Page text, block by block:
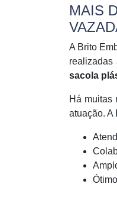
MAIS
A Brito
realizadas
sacola
Há muitas
atuação. A